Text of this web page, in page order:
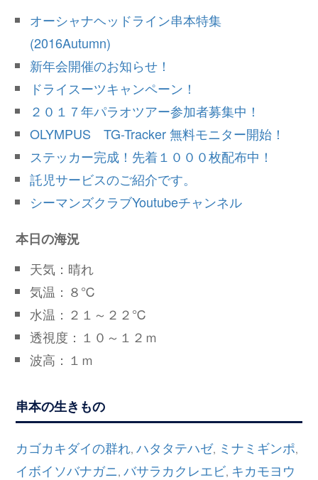
オーシャナヘッドライン串本特集
(2016Autumn)
新年会開催のお知らせ！
ドライスーツキャンペーン！
２０１７年パラオツアー参加者募集中！
OLYMPUS TG-Tracker 無料モニター開始！
ステッカー完成！先着１０００枚配布中！
託児サービスのご紹介です。
シーマンズクラブYoutubeチャンネル
本日の海況
天気：晴れ
気温：８℃
水温：２１～２２℃
透視度：１０～１２ｍ
波高：１ｍ
串本の生きもの
カゴカキダイの群れ,ハタタテハゼ, ミナミギンポ,
イボイソバナガニ,バサラカクレエビ, キカモヨウ